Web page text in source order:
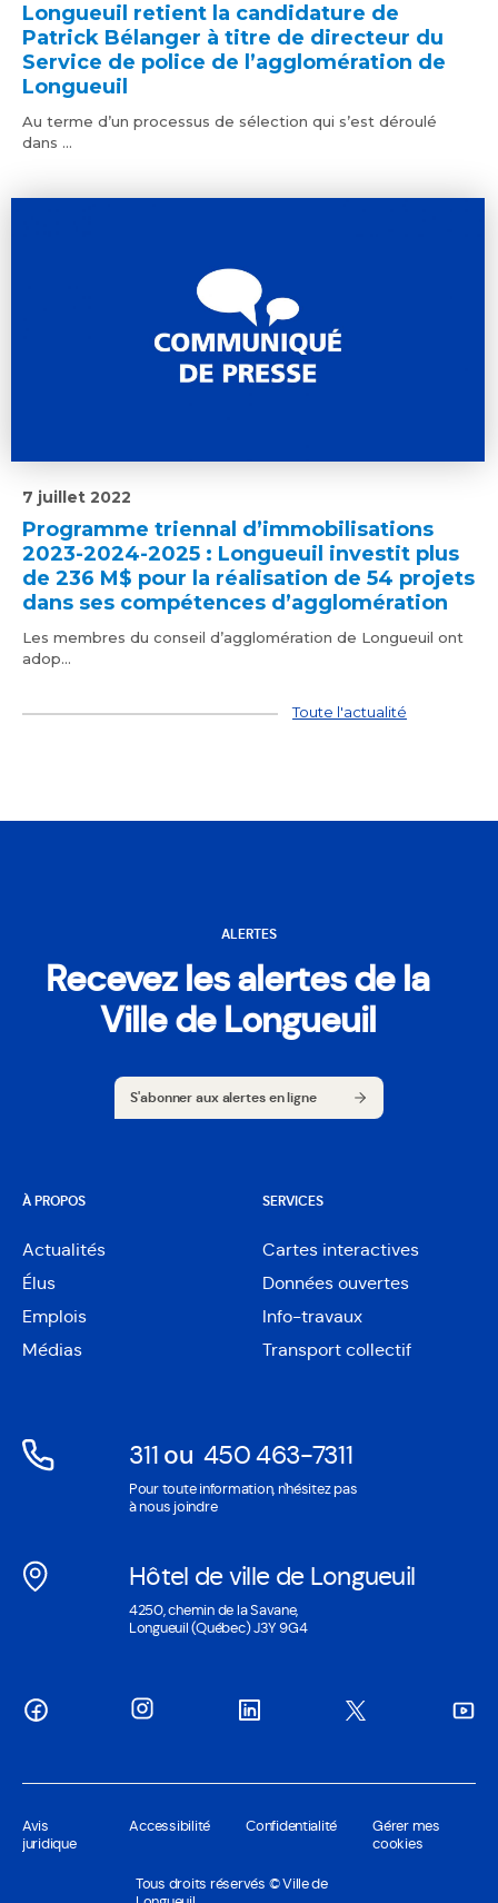
Longueuil retient la candidature de
Patrick Bélanger à titre de directeur du
Service de police de l’agglomération de
Longueuil
Au terme d’un processus de sélection qui s’est déroulé
dans ...
Programme triennal d’immobilisations
2023-2024-2025 : Longueuil investit plus
de 236 M$ pour la réalisation de 54 projets
dans ses compétences d’agglomération
7 juillet 2022
Les membres du conseil d’agglomération de Longueuil ont
adop...
Toute l'actualité
ALERTES
Recevez les alertes de la
Ville de Longueuil
S'abonner aux alertes en ligne
À PROPOS
Actualités
Élus
Emplois
Médias
SERVICES
Cartes interactives
Ouvre
dans
une
nouvelle
Données ouvertes
Ouvre
dans
une
Info-travaux
Transport collectif
311Ouvre
dans
fenêtre
ou 450 463-7311
Ouvre
dans
fenêtre
Pour toute information, n'hésitez pas
à nous joindre
Hôtel de ville de Longueuil
Ouvre
dans
4250, chemin de la Savane,
Longueuil (Québec) J3Y 9G4
Avis
juridique
Accessibilité Confidentialité
Gérer mes
cookies
Tous droits réservés © Ville de